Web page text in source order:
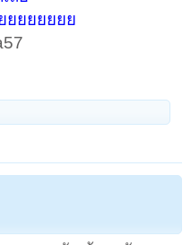
ยยยยยยย